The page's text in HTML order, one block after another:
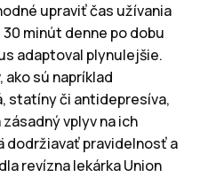
upraviť čas užívania
minút denne po dobu
adaptoval plynulejšie.
ako sú napríklad
statíny či antidepresíva,
vplyv na ich
dodržiavať pravidelnosť a
revízna lekárka Union